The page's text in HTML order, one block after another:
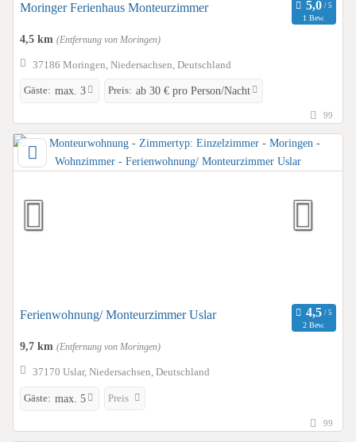
Moringer Ferienhaus Monteurzimmer
1 Bew.
4,5 km (Entfernung von Moringen)
37186 Moringen, Niedersachsen, Deutschland
Gäste: max. 3 Preis: ab 30 € pro Person/Nacht
99
Ferienwohnung/ Monteurzimmer Uslar
2 Bew.
9,7 km (Entfernung von Moringen)
37170 Uslar, Niedersachsen, Deutschland
Gäste: max. 5 Preis
99